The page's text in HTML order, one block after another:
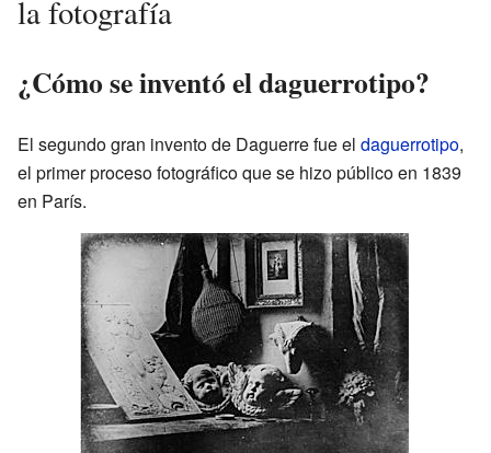
la fotografía
¿Cómo se inventó el daguerrotipo?
El segundo gran invento de Daguerre fue el daguerrotipo,
el primer proceso fotográfico que se hizo público en 1839
en París.